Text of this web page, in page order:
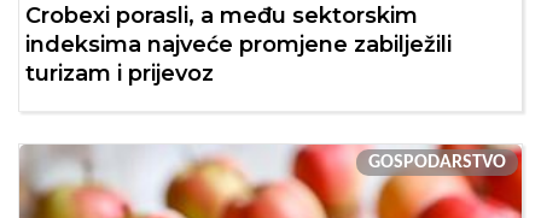
Crobexi porasli, a među sektorskim
indeksima najveće promjene zabilježili
turizam i prijevoz
GOSPODARSTVO